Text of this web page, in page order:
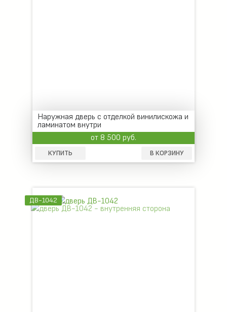
Наружная дверь с отделкой винилискожа и
ламинатом внутри
от 8 500 руб.
КУПИТЬ В КОРЗИНУ
ДВ-1042